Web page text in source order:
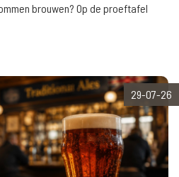
brouwen? Op de proeftafel
29-07-26